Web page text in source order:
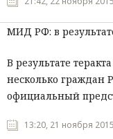
МИД РФ: в
В результате
несколько граждан
официальный
13:20, 21 ноября 2015